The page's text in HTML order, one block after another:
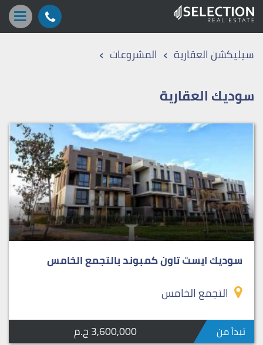
سيليكشن العقارية › المشروعات ›
سوديك العقارية
سوديك ايست تاون كمبوند بالتجمع الخامس
التجمع الخامس
تبدأ من 3,600,000 ج.م